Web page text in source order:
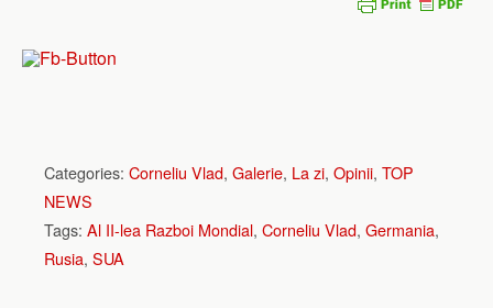
Categories: Corneliu Vlad, Galerie, La zi, Opinii, TOP
NEWS
Tags: Al II-lea Razboi Mondial, Corneliu Vlad, Germania,
Rusia, SUA